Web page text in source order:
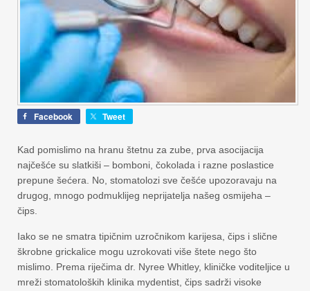
Facebook Tweet
Kad pomislimo na hranu štetnu za zube, prva asocijacija
najčešće su slatkiši – bomboni, čokolada i razne poslastice
prepune šećera. No, stomatolozi sve češće upozoravaju na
drugog, mnogo podmuklijeg neprijatelja našeg osmijeha –
čips.
Iako se ne smatra tipičnim uzročnikom karijesa, čips i slične
škrobne grickalice mogu uzrokovati više štete nego što
mislimo. Prema riječima dr. Nyree Whitley, kliničke voditeljice u
mreži stomatoloških klinika mydentist, čips sadrži visoke